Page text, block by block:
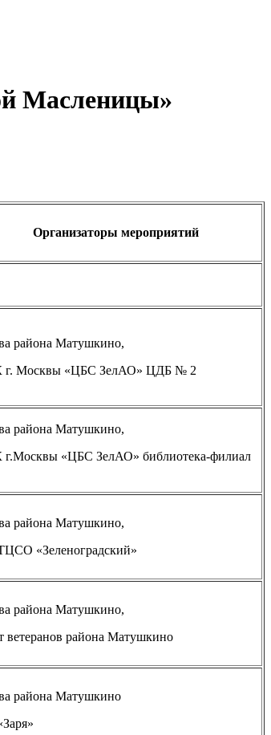
Масленицы»
Организаторы мероприятий
района Матушкино,
г. Москвы «ЦБС ЗелАО» ЦДБ № 2
района Матушкино,
«ЦБС ЗелАО» библиотека-филиал
района Матушкино,
«Зеленоградский»
района Матушкино,
ветеранов района Матушкино
района Матушкино